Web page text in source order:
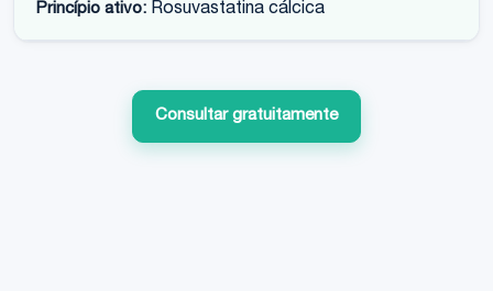
Princípio ativo: Rosuvastatina cálcica
Consultar gratuitamente